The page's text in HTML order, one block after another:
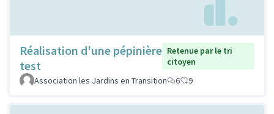
Réalisation d'une pépinière
test
Retenue par le tri
citoyen
Association les Jardins en Transition
6 9